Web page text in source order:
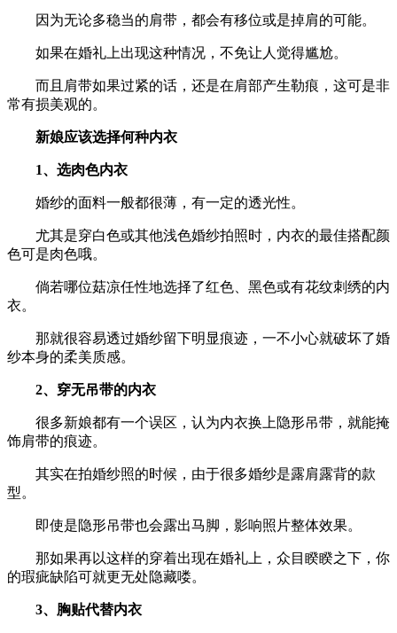
因为无论多稳当的肩带，都会有移位或是掉肩的可能。
如果在婚礼上出现这种情况，不免让人觉得尴尬。
而且肩带如果过紧的话，还是在肩部产生勒痕，这可是非
常有损美观的。
新娘应该选择何种内衣
1、选肉色内衣
婚纱的面料一般都很薄，有一定的透光性。
尤其是穿白色或其他浅色婚纱拍照时，内衣的最佳搭配颜
色可是肉色哦。
倘若哪位菇凉任性地选择了红色、黑色或有花纹刺绣的内
衣。
那就很容易透过婚纱留下明显痕迹，一不小心就破坏了婚
纱本身的柔美质感。
2、穿无吊带的内衣
很多新娘都有一个误区，认为内衣换上隐形吊带，就能掩
饰肩带的痕迹。
其实在拍婚纱照的时候，由于很多婚纱是露肩露背的款
型。
即使是隐形吊带也会露出马脚，影响照片整体效果。
那如果再以这样的穿着出现在婚礼上，众目睽睽之下，你
的瑕疵缺陷可就更无处隐藏喽。
3、胸贴代替内衣